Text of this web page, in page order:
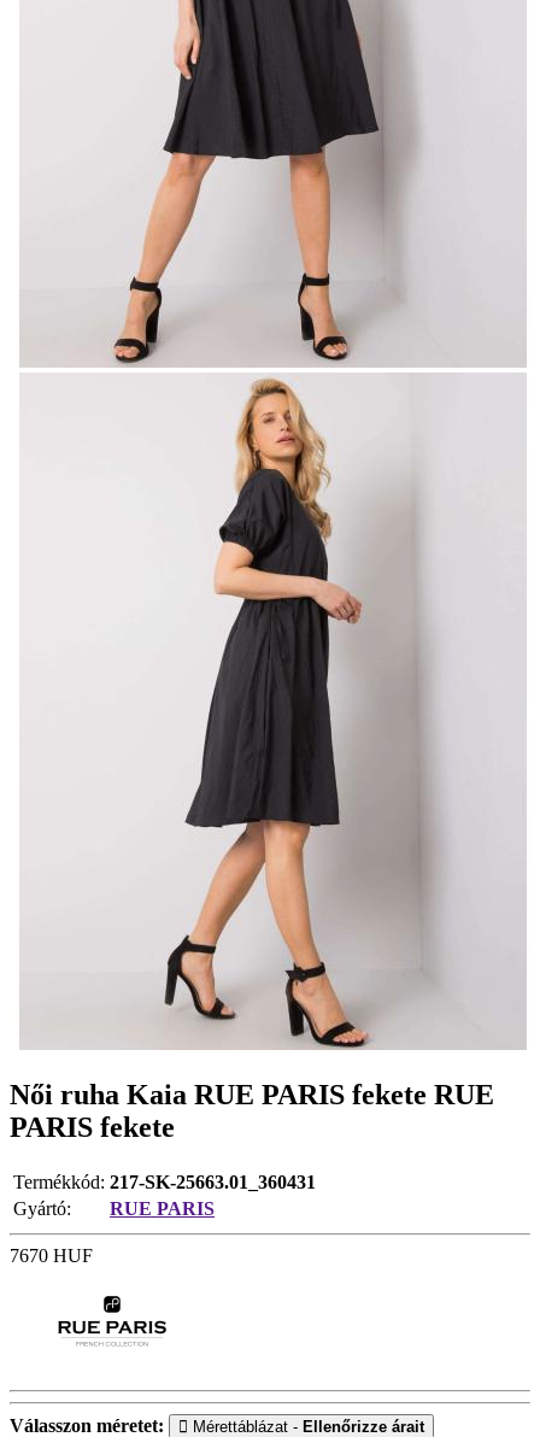
Női ruha Kaia RUE PARIS fekete RUE
PARIS fekete
Termékkód: 217-SK-25663.01_360431
Gyártó:
RUE PARIS
7670 HUF
Válasszon méretet: Mérettáblázat - Ellenőrizze árait